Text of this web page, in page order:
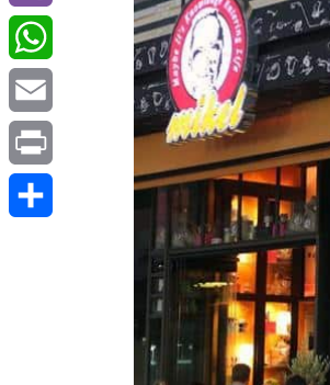
Viber
WhatsApp
Email
Print